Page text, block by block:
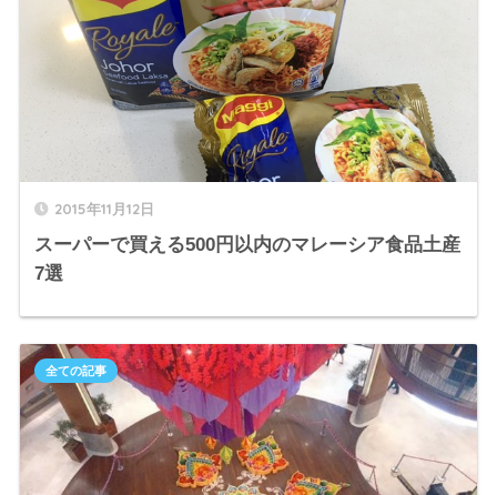
2015年11月12日
スーパーで買える500円以内のマレーシア食品土産
7選
全ての記事